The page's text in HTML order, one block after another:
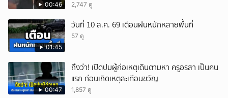
00:46
หนัก คาดแรงกดดันสะสมกลายเป็นแรงแค้น จนก่อ
2,747 ดู
01:45
วันที่ 10 ส.ค. 69 เตือนฝนหนักหลายพื้นที่
57 ดู
00:47
ถึงว่า! เปิดปมผู้ก่อเหตุเดินตามหา ครูอรสา เป็นคน
แรก ก่อนเกิดเหตุสะเทือนขวัญ
1,857 ดู